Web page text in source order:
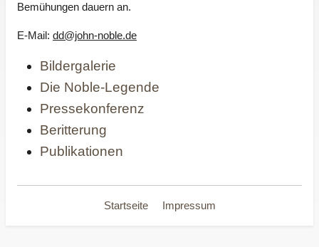
Bemühungen dauern an.
E-Mail: dd@john-noble.de
Bildergalerie
Die Noble-Legende
Pressekonferenz
Beritterung
Publikationen
Startseite Impressum